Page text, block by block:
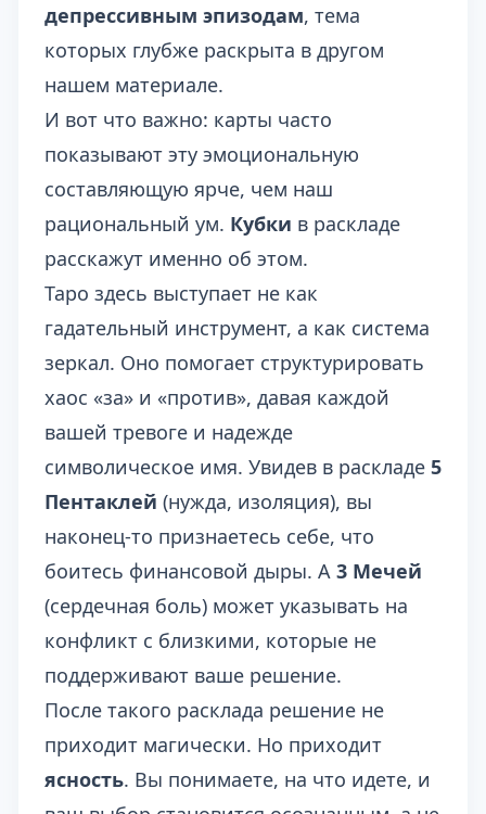
депрессивным эпизодам, тема
которых глубже раскрыта в другом
нашем материале.
И вот что важно: карты часто
показывают эту эмоциональную
составляющую ярче, чем наш
рациональный ум. Кубки в раскладе
расскажут именно об этом.
Таро здесь выступает не как
гадательный инструмент, а как система
зеркал. Оно помогает структурировать
хаос «за» и «против», давая каждой
вашей тревоге и надежде
символическое имя. Увидев в раскладе 5
Пентаклей (нужда, изоляция), вы
наконец-то признаетесь себе, что
боитесь финансовой дыры. А 3 Мечей
(сердечная боль) может указывать на
конфликт с близкими, которые не
поддерживают ваше решение.
После такого расклада решение не
приходит магически. Но приходит
ясность. Вы понимаете, на что идете, и